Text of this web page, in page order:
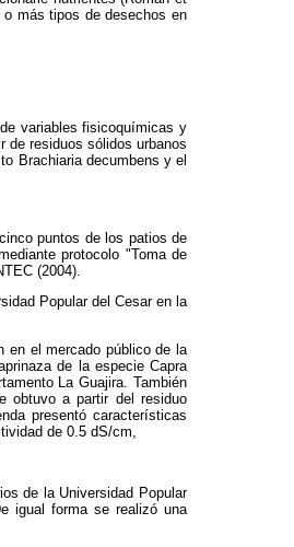
más tipos de desechos en
variables fisicoquímicas y
de residuos sólidos urbanos
Brachiaria decumbens y el
puntos de los patios de
protocolo "Toma de
(2004).
Popular del Cesar en la
en el mercado público de la
de la especie Capra
La Guajira. También
obtuvo a partir del residuo
presentó características
de 0.5 dS/cm,
de la Universidad Popular
igual forma se realizó una